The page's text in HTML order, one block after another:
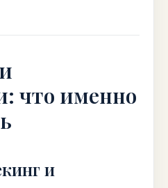
что именно
и